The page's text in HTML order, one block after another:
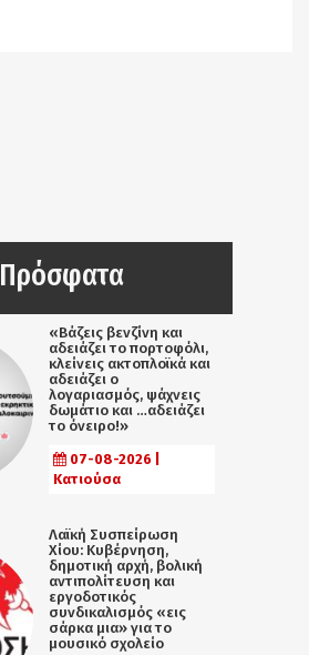
Πρόσφατα
«Βάζεις βενζίνη και
αδειάζει το πορτοφόλι,
κλείνεις ακτοπλοϊκά και
αδειάζει ο
λογαριασμός, ψάχνεις
δωμάτιο και …αδειάζει
το όνειρο!»
07-08-2026 |
Κατιούσα
Λαϊκή Συσπείρωση
Χίου: Κυβέρνηση,
δημοτική αρχή, βολική
αντιπολίτευση και
εργοδοτικός
συνδικαλισμός «εις
σάρκα μια» για το
μουσικό σχολείο